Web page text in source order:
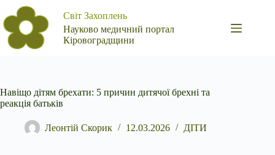
Перейти
до
вмісту
Світ Захоплень
Науково медичний портал
Кіровоградщини
Навіщо дітям брехати: 5 причин дитячої брехні та
реакція батьків
Леонтій Скорик 12.03.2026 ДІТИ